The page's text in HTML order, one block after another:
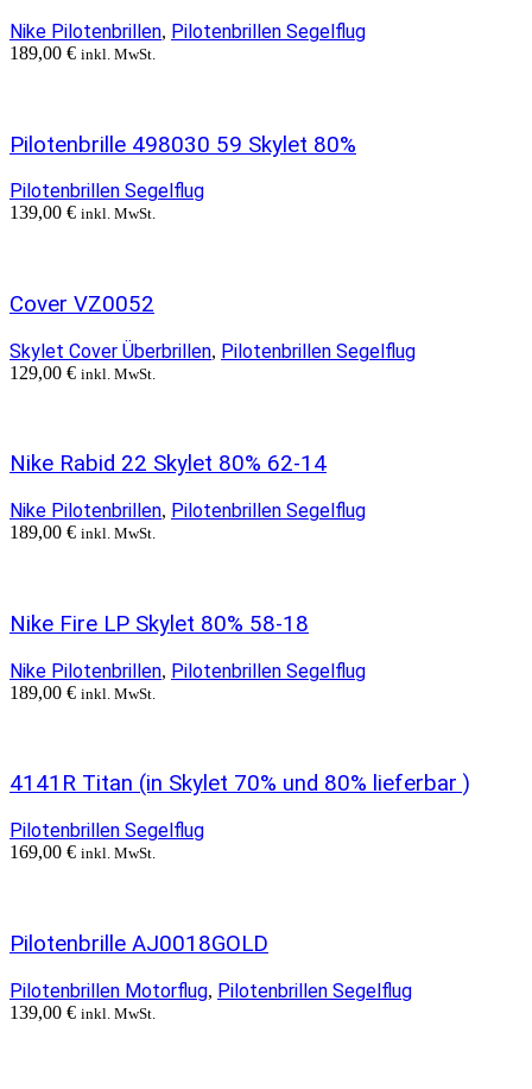
Nike Pilotenbrillen, Pilotenbrillen Segelflug
189,00 € inkl. MwSt.
Pilotenbrille 498030 59 Skylet 80%
Pilotenbrillen Segelflug
139,00 € inkl. MwSt.
Cover VZ0052
Skylet Cover Überbrillen, Pilotenbrillen Segelflug
129,00 € inkl. MwSt.
Nike Rabid 22 Skylet 80% 62-14
Nike Pilotenbrillen, Pilotenbrillen Segelflug
189,00 € inkl. MwSt.
Nike Fire LP Skylet 80% 58-18
Nike Pilotenbrillen, Pilotenbrillen Segelflug
189,00 € inkl. MwSt.
4141R Titan (in Skylet 70% und 80% lieferbar )
Pilotenbrillen Segelflug
169,00 € inkl. MwSt.
Pilotenbrille AJ0018GOLD
Pilotenbrillen Motorflug, Pilotenbrillen Segelflug
139,00 € inkl. MwSt.